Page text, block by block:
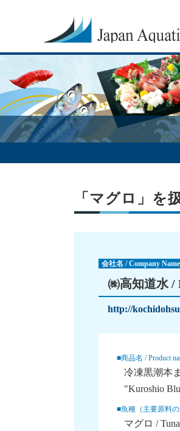
「マグロ」
会社名 / Company Name
㈱高知道水 /
http://
■商品名 / Product
冷凍黒潮本
"Kuroshio
■魚種（主要原料の
マグロ / Tuna